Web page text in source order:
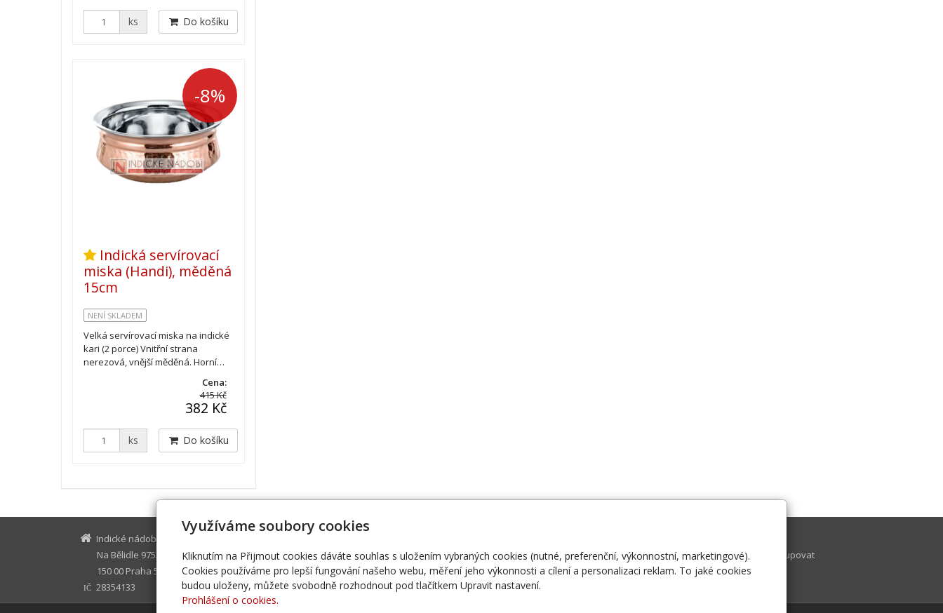
ks Do košíku
-8%
Indická servírovací
miska (Handi), měděná
15cm
NENÍ SKLADEM
Velká servírovací miska na indické
kari (2 porce) Vnitřní strana
nerezová, vnější měděná. Horní…
Cena:
415 Kč
382 Kč
ks Do košíku
Indické nádobí
Na Bělidle 975/17
150 00 Praha 5
IČ 28354133
indickenadobi@gmail.com
+420 776 227 854
O nás
E-shop
Jak nakupovat
Využíváme soubory cookies
Kliknutím na Přijmout cookies dáváte souhlas s uložením vybraných cookies (nutné, preferenční, výkonnostní, marketingové).
Cookies používáme pro lepší fungování našeho webu, měření jeho výkonnosti a cílení a personalizaci reklam. To jaké cookies
budou uloženy, můžete svobodně rozhodnout pod tlačítkem Upravit nastavení.
Prohlášení o cookies.